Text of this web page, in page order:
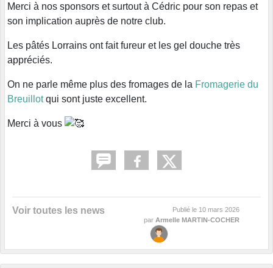
Merci à nos sponsors et surtout à Cédric pour son repas et
son implication auprès de notre club.
Les pâtés Lorrains ont fait fureur et les gel douche très
appréciés.
On ne parle même plus des fromages de la Fromagerie du
Breuillotqui sont juste excellent.
Merci à vous
Voir toutes les news Publié le 10 mars 2026
par Armelle MARTIN-COCHER